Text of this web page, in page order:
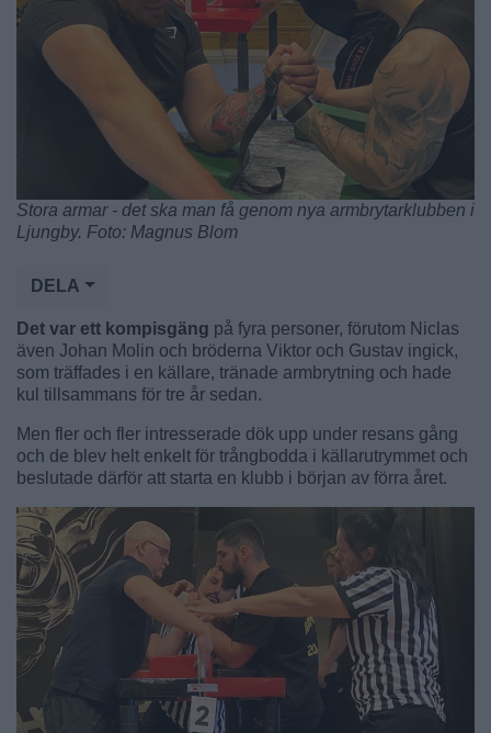
Stora armar - det ska man få genom nya armbrytarklubben i
Ljungby. Foto: Magnus Blom
DELA
Det var ett kompisgäng på fyra personer, förutom Niclas
även Johan Molin och bröderna Viktor och Gustav ingick,
som träffades i en källare, tränade armbrytning och hade
kul tillsammans för tre år sedan.
Men fler och fler intresserade dök upp under resans gång
och de blev helt enkelt för trångbodda i källarutrymmet och
beslutade därför att starta en klubb i början av förra året.